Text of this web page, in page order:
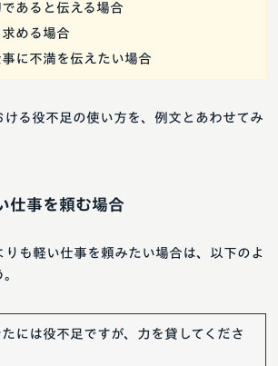
あると伝える場合
める場合
に不満を伝えたい場合
ける役不足の使い方を、例文とあわせてみ
仕事を頼む場合
も軽い仕事を頼みたい場合は、以下のよ
には役不足ですが、力を貸してくださ